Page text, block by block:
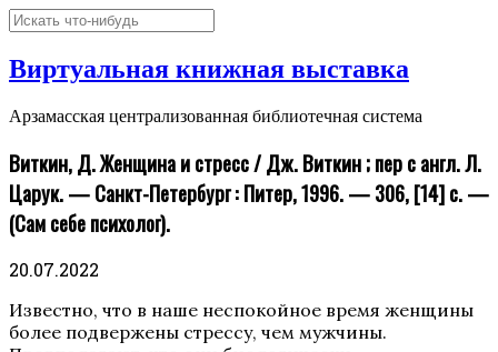
Виртуальная книжная выставка
Арзамасская централизованная библиотечная система
Виткин, Д. Женщина и стресс / Дж. Виткин ; пер с англ. Л.
Царук. — Санкт-Петербург : Питер, 1996. — 306, [14] с. —
(Сам себе психолог).
20.07.2022
Известно, что в наше неспокойное время женщины
более подвержены стрессу, чем мужчины.